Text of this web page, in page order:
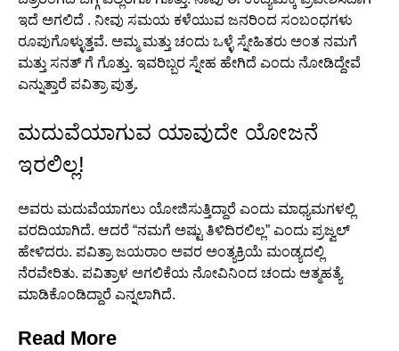
ಇದೆ ಅಗಲಿದೆ . ನೀವು ಸಮಯ ಕಳೆಯುವ ಜನರಿಂದ ಸಂಬಂಧಗಳು
ರೂಪುಗೊಳ್ಳುತ್ತವೆ. ಅಮ್ಮ ಮತ್ತು ಚಂದು ಒಳ್ಳೆ ಸ್ನೇಹಿತರು ಅಂತ ನಮಗೆ
ಮತ್ತು ಸನತ್ ಗೆ ಗೊತ್ತು. ಇವರಿಬ್ಬರ ಸ್ನೇಹ ಹೇಗಿದೆ ಎಂದು ನೋಡಿದ್ದೇವೆ
ಎನ್ನುತ್ತಾರೆ ಪವಿತ್ರಾ ಪುತ್ರ.
ಮದುವೆಯಾಗುವ ಯಾವುದೇ ಯೋಜನೆ
ಇರಲಿಲ್ಲ!
ಅವರು ಮದುವೆಯಾಗಲು ಯೋಜಿಸುತ್ತಿದ್ದಾರೆ ಎಂದು ಮಾಧ್ಯಮಗಳಲ್ಲಿ
ವರದಿಯಾಗಿದೆ. ಆದರೆ “ನಮಗೆ ಅಷ್ಟು ತಿಳಿದಿರಲಿಲ್ಲ” ಎಂದು ಪ್ರಜ್ವಲ್
ಹೇಳಿದರು. ಪವಿತ್ರಾ ಜಯರಾಂ ಅವರ ಅಂತ್ಯಕ್ರಿಯೆ ಮಂಡ್ಯದಲ್ಲಿ
ನೆರವೇರಿತು. ಪವಿತ್ರಾಳ ಅಗಲಿಕೆಯ ನೋವಿನಿಂದ ಚಂದು ಆತ್ಮಹತ್ಯೆ
ಮಾಡಿಕೊಂಡಿದ್ದಾರೆ ಎನ್ನಲಾಗಿದೆ.
Read More